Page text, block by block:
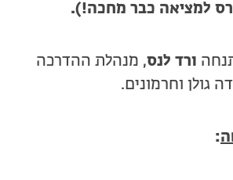
למציאה כבר מחכה!).
ורד לנס, מנהלת ההדרכה
גולן וחרמונים.
: